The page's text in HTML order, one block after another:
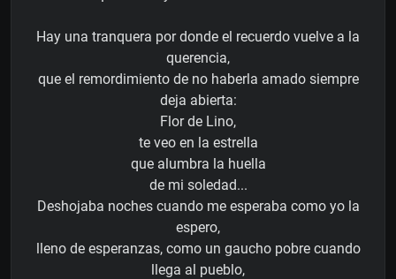
Hay una tranquera por donde el recuerdo vuelve a la
querencia,
que el remordimiento de no haberla amado siempre
deja abierta:
Flor de Lino,
te veo en la estrella
que alumbra la huella
de mi soledad...
Deshojaba noches cuando me esperaba como yo la
espero,
lleno de esperanzas, como un gaucho pobre cuando
llega al pueblo,